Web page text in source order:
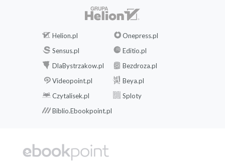
Helion.pl
Onepress.pl
Sensus.pl
Editio.pl
DlaBystrzakow.pl
Bezdroza.pl
Videopoint.pl
Beya.pl
Czytalisek.pl
Sploty
Biblio.Ebookpoint.pl